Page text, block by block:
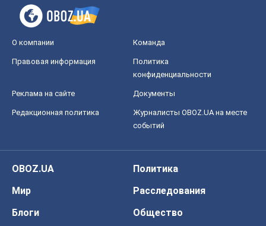
О компании Команда
Правовая информация
Политика
конфиденциальности
Реклама на сайте Документы
Редакционная политика
Журналисты OBOZ.UA на месте
событий
OBOZ.UA
Политика
Мир
Расследования
Блоги
Общество